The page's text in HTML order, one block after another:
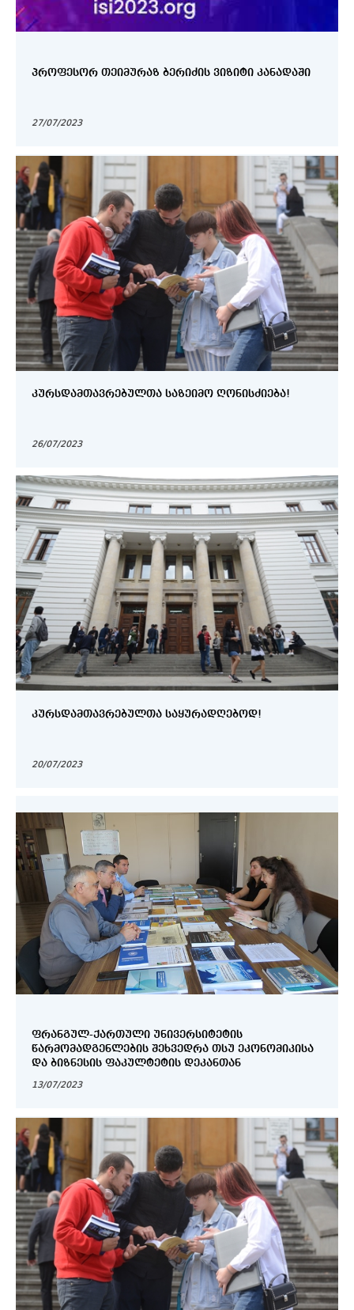
ᲞᲠᲝᲤᲔᲡᲝᲠ ᲗᲔᲘᲛᲣᲠᲐᲖ ᲑᲔᲠᲘᲫᲘᲡ ᲕᲘᲖᲘᲢᲘ ᲙᲐᲜᲐᲓᲐᲨᲘ
27/07/2023
ᲙᲣᲠᲡᲓᲐᲛᲗᲐᲕᲠᲔᲑᲣᲚᲗᲐ ᲡᲐᲖᲔᲘᲛᲝ ᲦᲝᲜᲘᲡᲫᲘᲔᲑᲐ!
26/07/2023
ᲙᲣᲠᲡᲓᲐᲛᲗᲐᲕᲠᲔᲑᲣᲚᲗᲐ ᲡᲐᲧᲣᲠᲐᲓᲦᲔᲑᲝᲓ!
20/07/2023
ᲤᲠᲐᲜᲒᲣᲚ-ᲥᲐᲠᲗᲣᲚᲘ ᲣᲜᲘᲕᲔᲠᲡᲘᲢᲔᲢᲘᲡ
ᲬᲐᲠᲛᲝᲛᲐᲓᲒᲔᲜᲚᲔᲑᲘᲡ ᲨᲔᲮᲕᲔᲓᲠᲐ ᲗᲡᲣ ᲔᲙᲝᲜᲝᲛᲘᲙᲘᲡᲐ
ᲓᲐ ᲑᲘᲖᲜᲔᲡᲘᲡ ᲤᲐᲙᲣᲚᲢᲔᲢᲘᲡ ᲓᲔᲙᲐᲜᲗᲐᲜ
13/07/2023